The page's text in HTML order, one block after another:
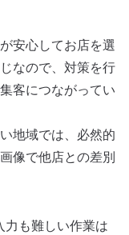
安心してお店を選
なので、対策を行
客につながってい
地域では、必然的
像で他店との差別
も難しい作業は